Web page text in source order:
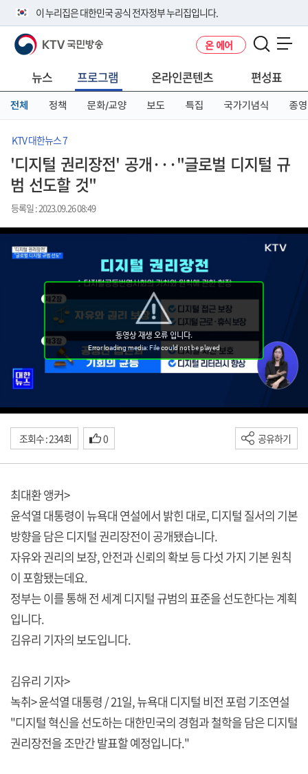
이 누리집은 대한민국 공식 전자정부 누리집입니다.
공식 누리집 주소 확인하기
니다.
이밖에 or.kr 또는 .kr등 다른 도메인 주소를 사용하고 있다면 아래 URL에
서 도메인 주소를 확인해 보세요
KTV 국민방송 온 에어
뉴스 프로그램 온라인콘텐츠 편성표
전체 정책 문화/교양 보도 특집 국가기념식 종영
KTV 대한뉴스 7
'디지털 권리장전' 공개···"글로벌 디지털 규
범 선도할 것"
등록일 : 2023.09.26 08:49
조회수 : 234회 0 공유하기
최대환 앵커>
윤석열 대통령이 뉴욕대 연설에서 밝힌 대로, 디지털 질서의 기본
방향을 담은 디지털 권리장전이 공개됐습니다.
자유와 권리의 보장, 안전과 신뢰의 확보 등 다섯 가지 기본 원칙
이 포함됐는데요.
정부는 이를 통해 전 세계 디지털 규범의 표준을 선도한다는 계획
입니다.
김유리 기자의 보도입니다.
김유리 기자>
녹취> 윤석열 대통령 / 21일, 뉴욕대 디지털 비전 포럼 기조연설
"디지털 혁신을 선도하는 대한민국의 경험과 철학을 담은 디지털
권리장전을 조만간 발표할 예정입니다."